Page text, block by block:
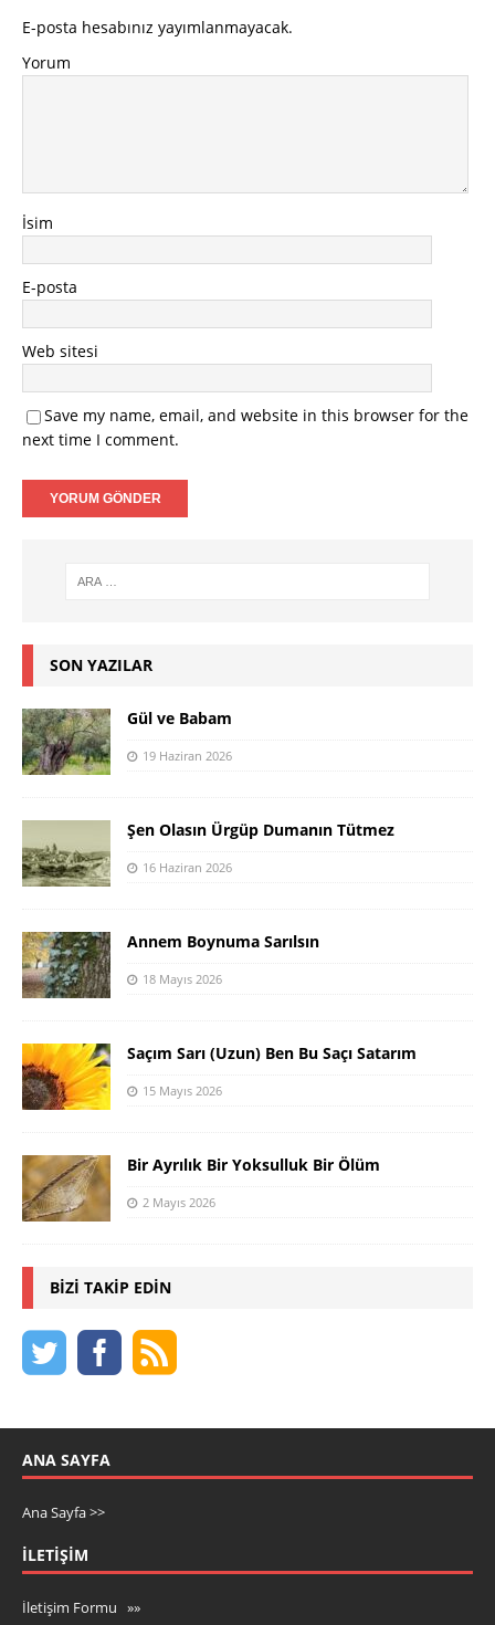
E-posta hesabınız yayımlanmayacak.
Yorum
İsim
E-posta
Web sitesi
Save my name, email, and website in this browser for the
next time I comment.
SON YAZILAR
Gül ve Babam
19 Haziran 2026
Şen Olasın Ürgüp Dumanın Tütmez
16 Haziran 2026
Annem Boynuma Sarılsın
18 Mayıs 2026
Saçım Sarı (Uzun) Ben Bu Saçı Satarım
15 Mayıs 2026
Bir Ayrılık Bir Yoksulluk Bir Ölüm
2 Mayıs 2026
BIZI TAKIP EDIN
ANA SAYFA
Ana Sayfa >>
İLETIŞIM
İletişim Formu »»